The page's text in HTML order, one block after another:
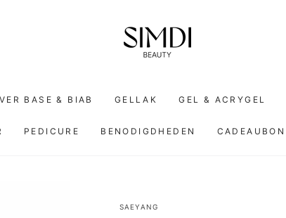
BASE & BIAB GELLAK GEL & ACRYGEL
PEDICURE BENODIGDHEDEN CADEAUBON
SAEYANG